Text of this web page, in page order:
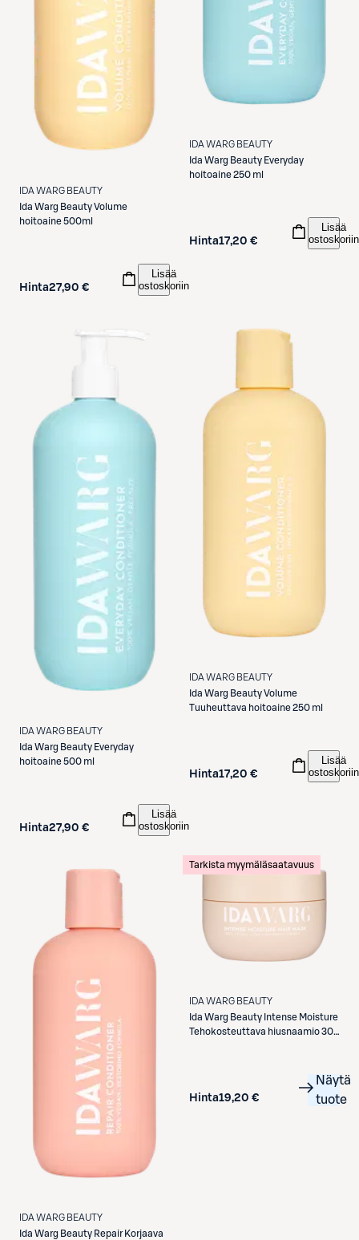
IDA WARG BEAUTY
Ida Warg BeautyVolume
hoitoaine 500ml
Hinta27,90 €
Lisää
ostoskoriin
IDA WARG BEAUTY
Ida Warg Beauty Everyday
hoitoaine 250 ml
Hinta17,20 €
Lisää
ostoskoriin
IDA WARG BEAUTY
Ida Warg Beauty Everyday
hoitoaine 500 ml
Hinta27,90 €
Lisää
ostoskoriin
IDA WARG BEAUTY
Ida Warg BeautyVolume
Tuuheuttava hoitoaine 250 ml
Hinta17,20 €
Lisää
ostoskoriin
IDA WARG BEAUTY
Ida Warg Beauty Repair Korjaava
Tarkista myymäläsaatavuus
IDA WARG BEAUTY
Ida Warg Beauty Intense Moisture
Tehokosteuttava hiusnaamio 300
Hinta19,20 €
Näytä
tuote